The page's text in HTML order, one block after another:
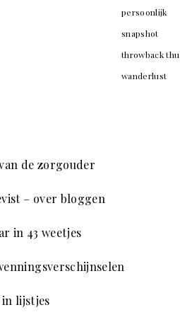
persoonlijk
snapshot
throwback
wanderlust
de zorgouder
– over bloggen
in 43 weetjes
in lijstjes